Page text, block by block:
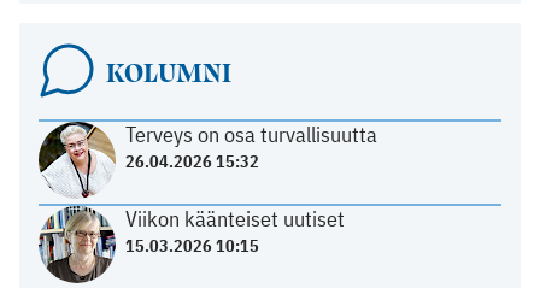
KOLUMNI
Terveys on osa turvallisuutta
26.04.2026 15:32
Viikon käänteiset uutiset
15.03.2026 10:15